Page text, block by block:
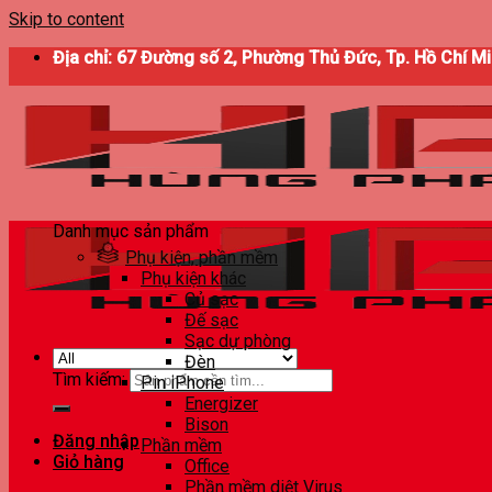
Skip to content
Địa chỉ: 67 Đường số 2, Phường Thủ Đức, Tp. Hồ Chí
Tìm kiếm:
Đăng nhập
Giỏ hàng
Danh mục sản phẩm
Phụ kiện, phần mềm
Phụ kiện khác
Củ sạc
Đế sạc
Sạc dự phòng
Đèn
Pin iPhone
Energizer
Bison
Phần mềm
Office
Phần mềm diệt Virus